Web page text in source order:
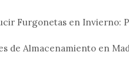
Furgonetas en Invierno:
de Almacenamiento en